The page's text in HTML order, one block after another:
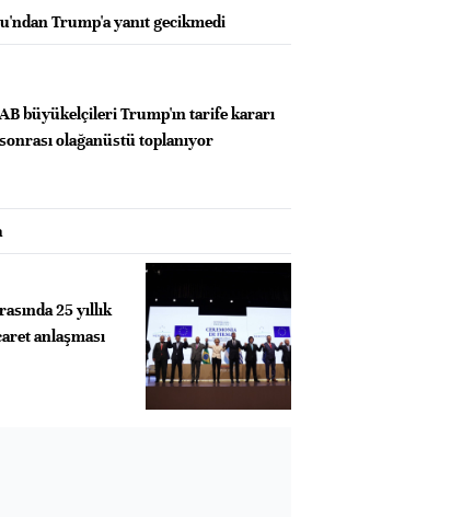
Trump'a yanıt gecikmedi
AB büyükelçileri Trump'ın tarife kararı
sonrası olağanüstü toplanıyor
25 yıllık
anlaşması